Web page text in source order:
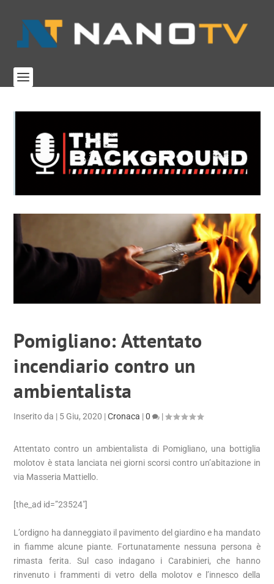
Pomigliano: Attentato
incendiario contro un
ambientalista
Inserito da | 5 Giu, 2020 |Cronaca |0 |
Attentato contro un ambientalista di Pomigliano, una bottiglia
molotov è stata lanciata nei giorni scorsi contro un’abitazione in
via Masseria Mattiello.
[the_ad id=”23524″]
L’ordigno ha danneggiato il pavimento del giardino e ha mandato
in fiamme alcune piante. Fortunatamente nessuna persona è
rimasta ferita. Sul caso indagano i Carabinieri, che hanno
rinvenuto i frammenti di vetro della molotov e l’innesco della